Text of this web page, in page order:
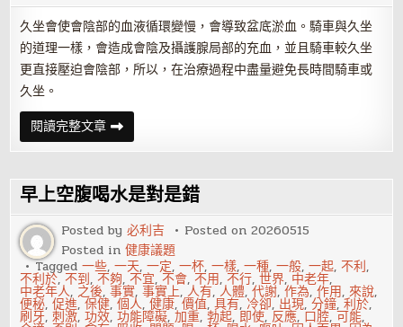
久坐會使會陰部的血液循環變慢，會導致盆底淤血。騎車與久坐
的道理一樣，會造成會陰及攝護腺局部的充血，並且騎車較久坐
更直接壓迫會陰部，所以，在治療過程中盡量避免長時間騎車或
久坐。
閱讀完整文章治
療
攝
腺
發
炎
要
養
成
良
好
的
生
活
習
早上空腹喝水是對是錯
Posted by必利吉 Posted on20260515
Posted in健康議題
Tagged一些,一天,一定,一杯,一樣,一種,一般,一起,不利,
不利於,不到,不夠,不宜,不會,不用,不行,世界, 中老年,
中老年人, 之後,事實,事實上,人有,人體,代謝,作為,作用,來說,
便秘,促進,保健,個人,健康,價值,具有, 冷卻, 出現,分鐘,利於,
刷牙,刺激,功效,功能障礙,加重,勃起, 即使, 反應, 口腔,可能,